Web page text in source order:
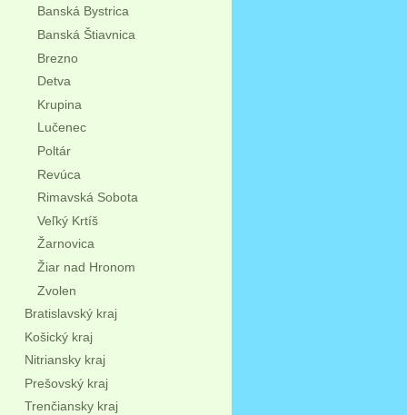
Banská Bystrica
Banská Štiavnica
Brezno
Detva
Krupina
Lučenec
Poltár
Revúca
Rimavská Sobota
Veľký Krtíš
Žarnovica
Žiar nad Hronom
Zvolen
Bratislavský kraj
Košický kraj
Nitriansky kraj
Prešovský kraj
Trenčiansky kraj